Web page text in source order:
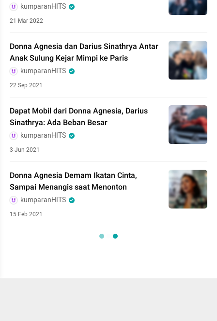
kumparanHITS
21 Mar 2022
Donna Agnesia dan Darius Sinathrya Antar
Anak Sulung Kejar Mimpi ke Paris
kumparanHITS
22 Sep 2021
Dapat Mobil dari Donna Agnesia, Darius
Sinathrya: Ada Beban Besar
kumparanHITS
3 Jun 2021
Donna Agnesia Demam Ikatan Cinta,
Sampai Menangis saat Menonton
kumparanHITS
15 Feb 2021